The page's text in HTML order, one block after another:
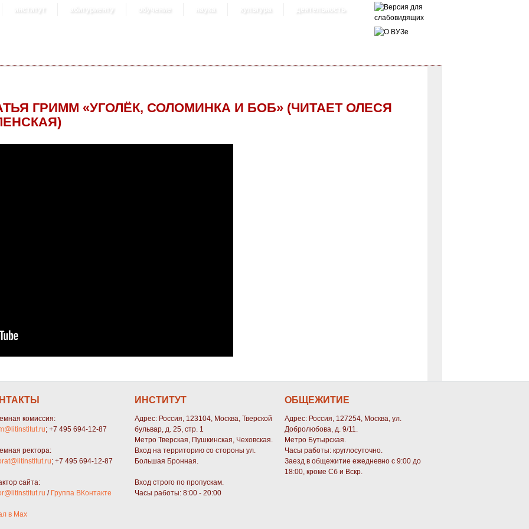
институт абитуриенту обучение наука культура деятельность
ГРИММ «УГОЛЁК, СОЛОМИНКА И БОБ» (ЧИТАЕТ ОЛЕСЯ
комиссия:
; +7 495 694-12-87
ректора:
; +7 495 694-12-87
сайта:
/ Группа ВКонтакте
в Max
ИНСТИТУТ
Адрес: Россия, 123104, Москва, Тверской
бульвар, д. 25, стр. 1
Метро Тверская, Пушкинская, Чеховская.
Вход на территорию со стороны ул.
Большая Бронная.
Вход строго по пропускам.
Часы работы: 8:00 - 20:00
ОБЩЕЖИТИЕ
Адрес: Россия, 127254, Москва, ул.
Добролюбова, д. 9/11.
Метро Бутырская.
Часы работы: круглосуточно.
Заезд в общежитие ежедневно с 9:00 до
18:00, кроме Сб и Вскр.